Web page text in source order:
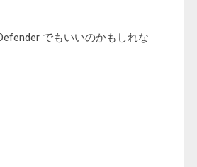
でもいいのかもしれな